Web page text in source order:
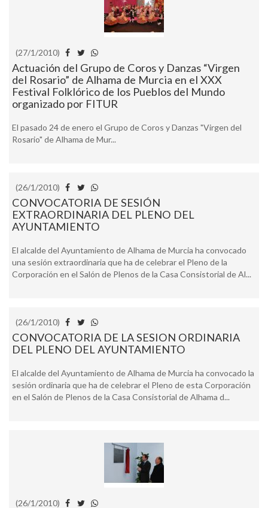
(27/1/2010)
Actuación del Grupo de Coros y Danzas “Virgen
del Rosario” de Alhama de Murcia en el XXX
Festival Folklórico de los Pueblos del Mundo
organizado por FITUR
El pasado 24 de enero el Grupo de Coros y Danzas "Virgen del
Rosario" de Alhama de Mur...
(26/1/2010)
CONVOCATORIA DE SESIÓN
EXTRAORDINARIA DEL PLENO DEL
AYUNTAMIENTO
El alcalde del Ayuntamiento de Alhama de Murcia ha convocado
una sesión extraordinaria que ha de celebrar el Pleno de la
Corporación en el Salón de Plenos de la Casa Consistorial de Al...
(26/1/2010)
CONVOCATORIA DE LA SESION ORDINARIA
DEL PLENO DEL AYUNTAMIENTO
El alcalde del Ayuntamiento de Alhama de Murcia ha convocado la
sesión ordinaria que ha de celebrar el Pleno de esta Corporación
en el Salón de Plenos de la Casa Consistorial de Alhama d...
(26/1/2010)